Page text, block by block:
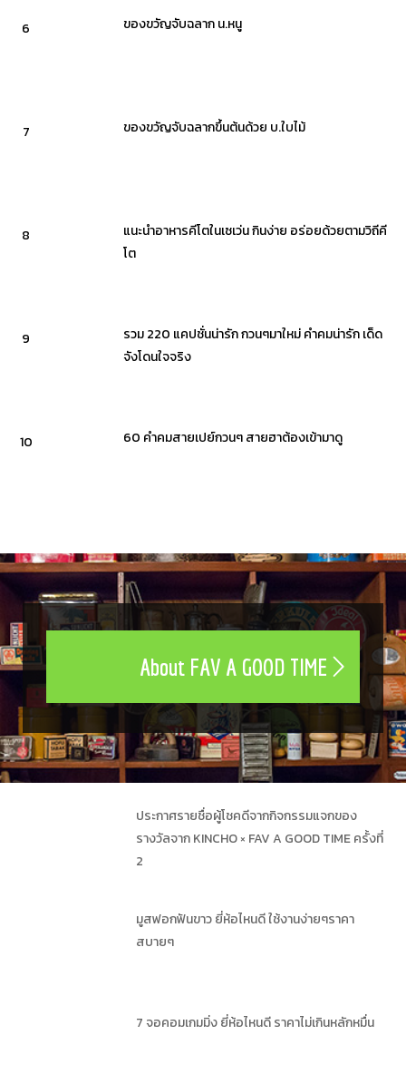
6 ของขวัญจับฉลาก น.หนู
7 ของขวัญจับฉลากขึ้นต้นด้วย บ.ใบไม้
8
แนะนำอาหารคีโตในเซเว่น กินง่าย อร่อยด้วยตามวิถีคี
โต
9
รวม 220 แคปชั่นน่ารัก กวนๆมาใหม่ คำคมน่ารัก เด็ด
จังโดนใจจริง
10 60 คำคมสายเปย์กวนๆ สายฮาต้องเข้ามาดู
About FAV A GOOD TIME
ประกาศรายชื่อผู้โชคดีจากกิจกรรมแจกของ
รางวัลจาก KINCHO × FAV A GOOD TIME ครั้งที่
2
มูสฟอกฟันขาว ยี่ห้อไหนดี ใช้งานง่ายๆราคา
สบายๆ
7 จอคอมเกมมิ่ง ยี่ห้อไหนดี ราคาไม่เกินหลักหมื่น